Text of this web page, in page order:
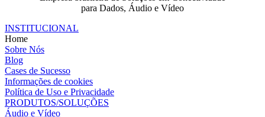
para Dados, Áudio e Vídeo
INSTITUCIONAL
Home
Sobre Nós
Blog
Cases de Sucesso
Informações de cookies
Política de Uso e Privacidade
PRODUTOS/SOLUÇÕES
Áudio e Vídeo